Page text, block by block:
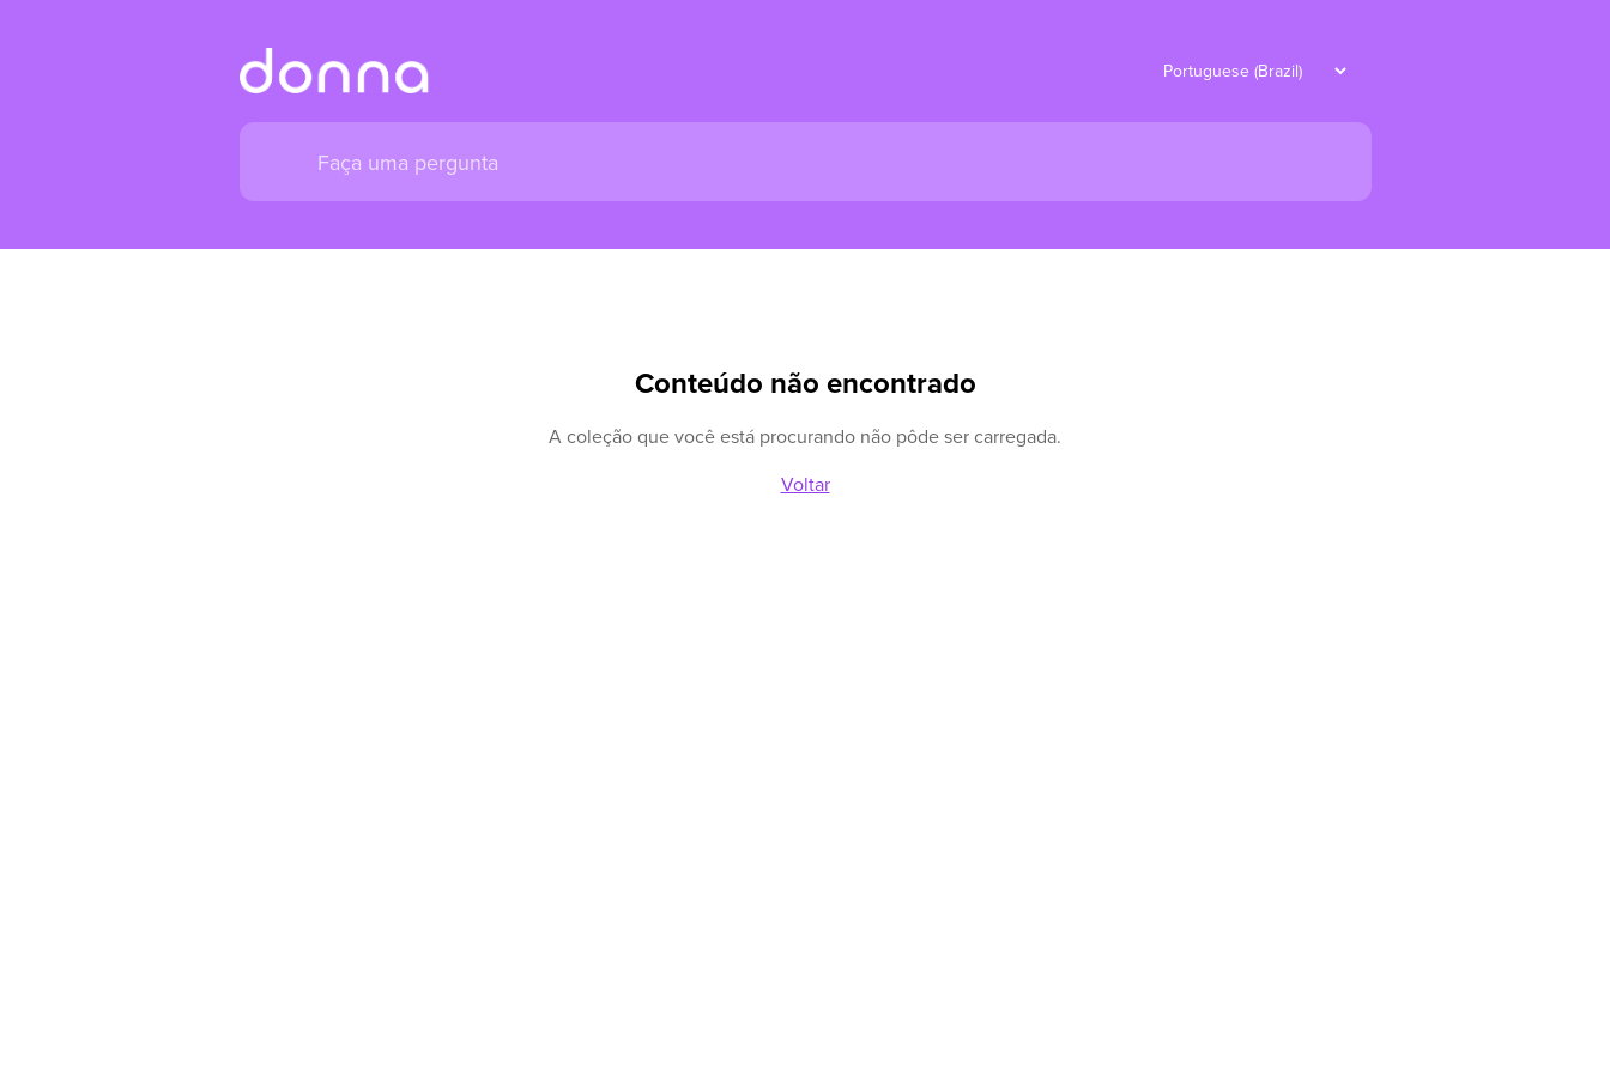
Conteúdo não encontrado
A coleção que você está procurando não pôde ser carregada.
Voltar